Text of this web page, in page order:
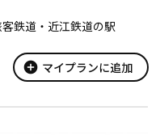
鉄道・近江鉄道の駅
add_circle マイプランに追加